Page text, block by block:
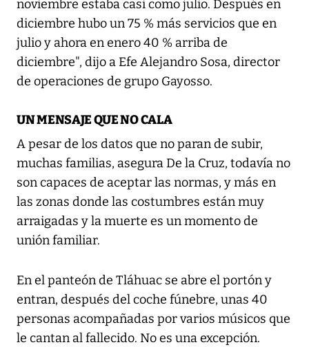
noviembre estaba casi como julio. Después en
diciembre hubo un 75 % más servicios que en
julio y ahora en enero 40 % arriba de
diciembre", dijo a Efe Alejandro Sosa, director
de operaciones de grupo Gayosso.
UN MENSAJE QUE NO CALA
A pesar de los datos que no paran de subir,
muchas familias, asegura De la Cruz, todavía no
son capaces de aceptar las normas, y más en
las zonas donde las costumbres están muy
arraigadas y la muerte es un momento de
unión familiar.
En el panteón de Tláhuac se abre el portón y
entran, después del coche fúnebre, unas 40
personas acompañadas por varios músicos que
le cantan al fallecido. No es una excepción.